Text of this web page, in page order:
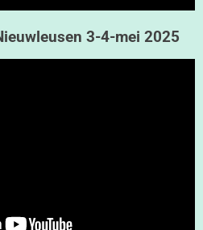
3-4-mei 2025